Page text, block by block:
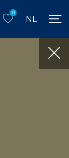
0
NL